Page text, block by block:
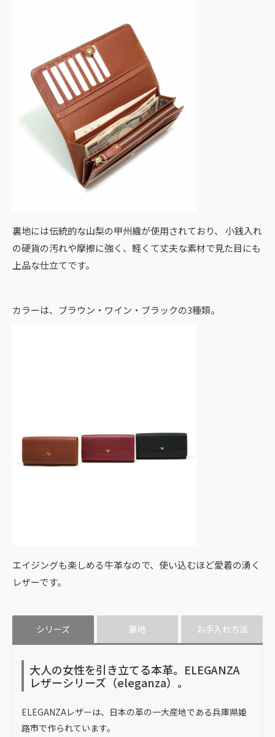
裏地には伝統的な山梨の甲州織が使用されており、 小銭入れ
の硬貨の汚れや摩擦に強く、軽くて丈夫な素材で見た目にも
上品な仕立てです。
カラーは、ブラウン・ワイン・ブラックの3種類。
エイジングも楽しめる牛革なので、使い込むほど愛着の湧く
レザーです。
シリーズ
大人の女性を引き立てる本革。ELEGANZA
レザーシリーズ（eleganza）。
ELEGANZAレザーは、日本の革の一大産地である兵庫県姫
路市で作られています。
裏地 お手入れ方法